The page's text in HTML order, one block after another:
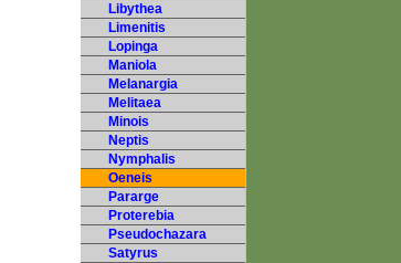
Libythea
Limenitis
Lopinga
Maniola
Melanargia
Melitaea
Minois
Neptis
Nymphalis
Oeneis
Pararge
Proterebia
Pseudochazara
Satyrus